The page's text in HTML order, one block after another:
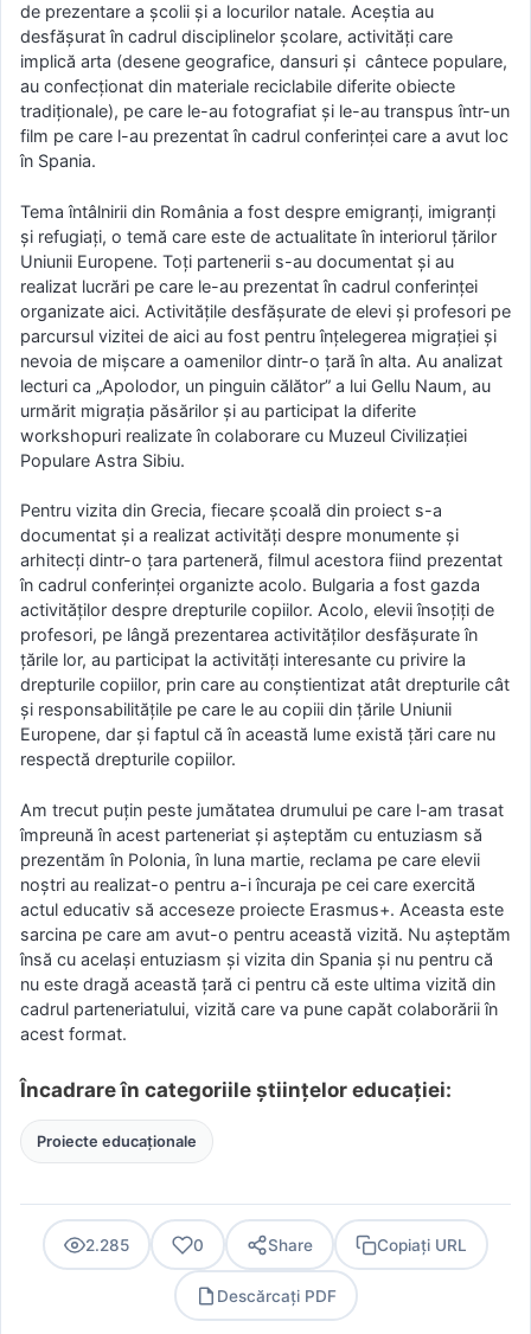
de prezentare a școlii și a locurilor natale. Aceștia au
desfășurat în cadrul disciplinelor școlare, activități care
implică arta (desene geografice, dansuri și cântece populare,
au confecționat din materiale reciclabile diferite obiecte
tradiționale), pe care le-au fotografiat și le-au transpus într-un
film pe care l-au prezentat în cadrul conferinței care a avut loc
în Spania.
Tema întâlnirii din România a fost despre emigranți, imigranți
și refugiați, o temă care este de actualitate în interiorul țărilor
Uniunii Europene. Toți partenerii s-au documentat și au
realizat lucrări pe care le-au prezentat în cadrul conferinței
organizate aici. Activitățile desfășurate de elevi și profesori pe
parcursul vizitei de aici au fost pentru înțelegerea migrației și
nevoia de mișcare a oamenilor dintr-o țară în alta. Au analizat
lecturi ca „Apolodor, un pinguin călător” a lui Gellu Naum, au
urmărit migrația păsărilor și au participat la diferite
workshopuri realizate în colaborare cu Muzeul Civilizației
Populare Astra Sibiu.
Pentru vizita din Grecia, fiecare școală din proiect s-a
documentat și a realizat activități despre monumente și
arhitecți dintr-o țara parteneră, filmul acestora fiind prezentat
în cadrul conferinței organizte acolo. Bulgaria a fost gazda
activităților despre drepturile copiilor. Acolo, elevii însoțiți de
profesori, pe lângă prezentarea activităților desfășurate în
țările lor, au participat la activități interesante cu privire la
drepturile copiilor, prin care au conștientizat atât drepturile cât
și responsabilitățile pe care le au copiii din țările Uniunii
Europene, dar și faptul că în această lume există țări care nu
respectă drepturile copiilor.
Am trecut puțin peste jumătatea drumului pe care l-am trasat
împreună în acest parteneriat și așteptăm cu entuziasm să
prezentăm în Polonia, în luna martie, reclama pe care elevii
noștri au realizat-o pentru a-i încuraja pe cei care exercită
actul educativ să acceseze proiecte Erasmus+. Aceasta este
sarcina pe care am avut-o pentru această vizită. Nu așteptăm
însă cu același entuziasm și vizita din Spania și nu pentru că
nu este dragă această țară ci pentru că este ultima vizită din
cadrul parteneriatului, vizită care va pune capăt colaborării în
acest format.
Încadrare în categoriile științelor educației:
Proiecte educaționale
2.285 0 Share Copiați URL
Descărcați PDF